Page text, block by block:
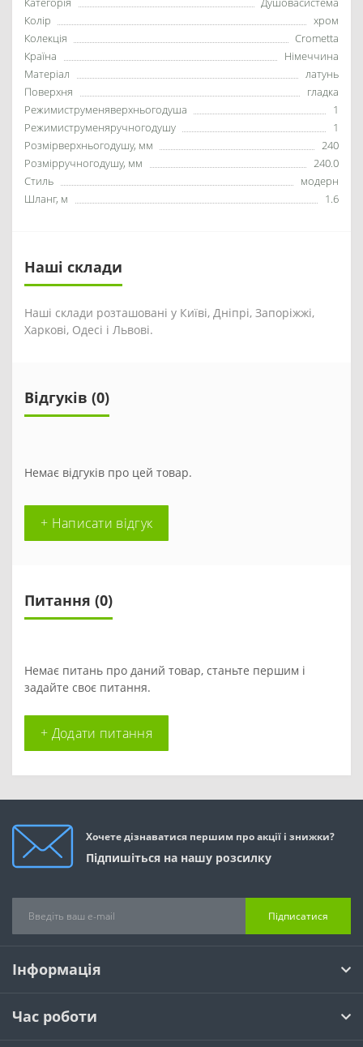
Колір
хром
Колекція
Crometta
Країна
Німеччина
Матеріал
латунь
Поверхня
гладка
Режимиструменяверхньогодуша
1
Режимиструменяручногодушу
1
Розмірверхньогодушу, мм
240
Розмірручногодушу, мм
240.0
Стиль
модерн
Шланг, м
1.6
Наші склади
Наші склади розташовані у Київі, Дніпрі, Запоріжжі,
Харкові, Одесі і Львові.
Відгуків (0)
Немає відгуків про цей товар.
+ Написати відгук
Питання (0)
Немає питань про даний товар, станьте першим і
задайте своє питання.
+ Додати питання
Хочете дізнаватися першим про акції і знижки?
Підпишіться на нашу розсилку
Підписатися
Інформація
Час роботи